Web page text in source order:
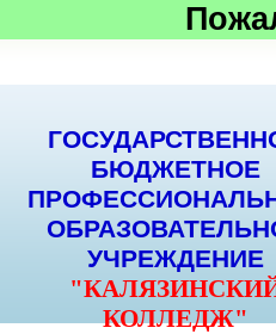
БЮДЖЕТНОЕ
УЧРЕЖДЕНИЕ
КОЛЛЕДЖ"